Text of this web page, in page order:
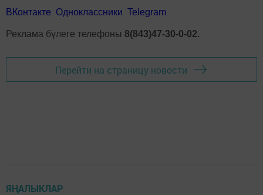
ВКонтакте Одноклассники Telegram
Реклама бүлеге телефоны 8(843)47-30-0-02.
Перейти на страницу новости
ЯҢАЛЫКЛАР